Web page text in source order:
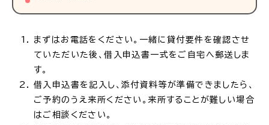
まずはお電話をください。一緒に貸付要件を確認させ
ていただいた後、借入申込書一式をご自宅へ郵送しま
す。
借入申込書を記入し、添付資料等が準備できましたら、
ご予約のうえ来所ください。来所することが難しい場合
はご相談ください。